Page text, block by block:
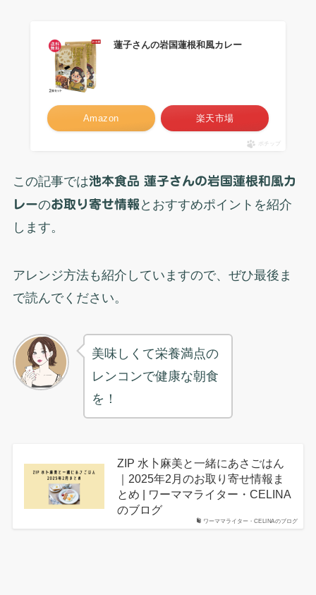
蓮子さんの岩国蓮根和風カレー
Amazon 楽天市場
ポチップ
この記事では池本食品 蓮子さんの岩国蓮根和風カ
レーのお取り寄せ情報 とおすすめポイントを紹介
します。
アレンジ方法も紹介していますので、ぜひ最後ま
で読んでください。
美味しくて栄養満点の
レンコンで健康な朝食
を！
ワーママライター・CELINAのブログ
ZIP 水卜麻美と一緒にあさごはん
｜2025年2月のお取り寄せ情報ま
とめ | ワーママライター・CELINA
のブログ